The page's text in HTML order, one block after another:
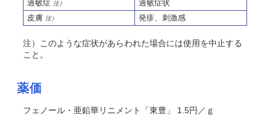
過敏症 注）
過敏症状
皮膚 注） 発疹、刺激感
注）このような症状があらわれた場合には使用を中止する
こと。
薬価
フェノール・亜鉛華リニメント「東豊」 1.5円／ｇ